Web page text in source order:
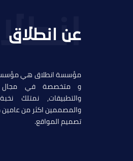
عن انطلاق
مؤسسة انطلاق هي
و متخصصة في مجال
والتطبيقات, نمتلك
والمصممين اكثر من
تصميم المواقع.